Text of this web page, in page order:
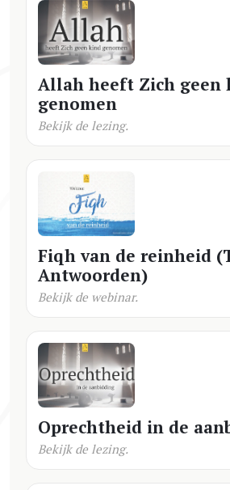
Allah heeft Zich geen
genomen
Bekijk de lezing.
Fiqh van de reinheid
Antwoorden)
Bekijk de webinar.
Oprechtheid in de
Bekijk de lezing.